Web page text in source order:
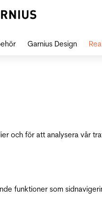
och för att analysera vår
funktioner som
Garnius Design Rea